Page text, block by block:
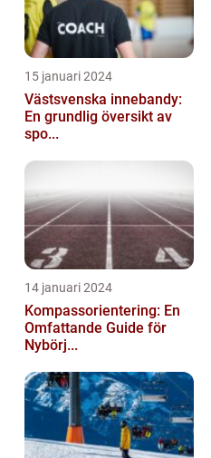
15 januari 2024
Västsvenska innebandy:
En grundlig översikt av
spo...
14 januari 2024
Kompassorientering: En
Omfattande Guide för
Nybörj...